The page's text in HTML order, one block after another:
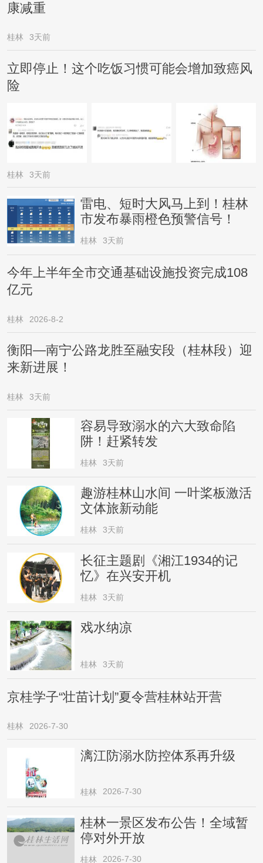
康减重
桂林 3天前
立即停止！这个吃饭习惯可能会增加致癌风
险
桂林 3天前
雷电、短时大风马上到！桂林
市发布暴雨橙色预警信号！
桂林 3天前
今年上半年全市交通基础设施投资完成108
亿元
桂林 2026-8-2
衡阳—南宁公路龙胜至融安段（桂林段）迎
来新进展！
桂林 3天前
容易导致溺水的六大致命陷
阱！赶紧转发
桂林 3天前
趣游桂林山水间 一叶桨板激活
文体旅新动能
桂林 3天前
长征主题剧《湘江1934的记
忆》在兴安开机
桂林 3天前
戏水纳凉
桂林 3天前
京桂学子“壮苗计划”夏令营桂林站开营
桂林 2026-7-30
漓江防溺水防控体系再升级
桂林 2026-7-30
桂林一景区发布公告！全域暂
停对外开放
桂林 2026-7-30